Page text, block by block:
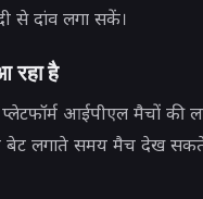
से दांव लगा सकें।
रहा है
प्लेटफॉर्म आईपीएल मैचों की
लगाते समय मैच देख सकते